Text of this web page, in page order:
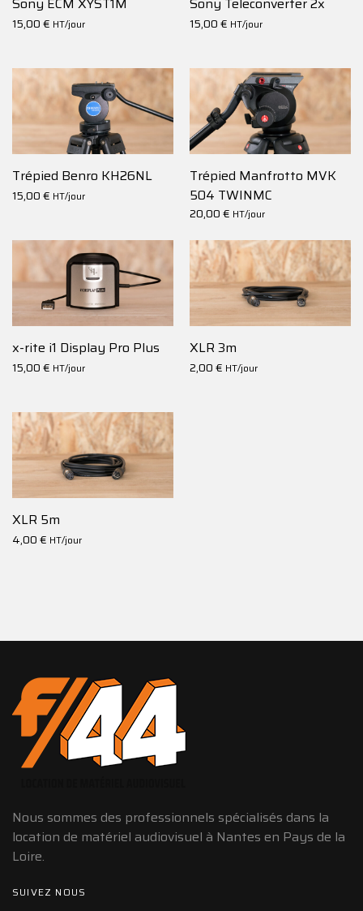
15,00€ HT/jour 15,00€ HT/jour
Trépied Benro KH26NL
15,00€ HT/jour
Trépied Manfrotto MVK
504 TWINMC
20,00€ HT/jour
x-rite i1 Display Pro Plus
15,00€ HT/jour
XLR 3m
2,00€ HT/jour
XLR 5m
4,00€ HT/jour
Nous sommes des professionnels spécialisés dans la
location de matériel audiovisuel à Nantes en Pays de la
Loire.
SUIVEZ NOUS